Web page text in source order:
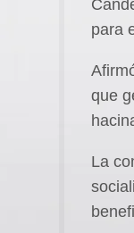
para
que
La